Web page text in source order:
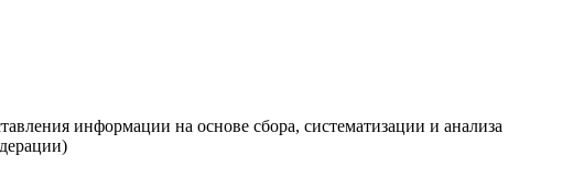
информации на основе сбора, систематизации и анализа